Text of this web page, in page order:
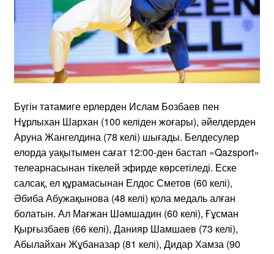
Бүгін татамиге ерлерден Ислам Бозбаев пен
Нұрлыхан Шархан (100 келіден жоғары), әйелдерден
Аруна Жангелдина (78 келі) шығады. Белдесулер
елорда уақытымен сағат 12:00-ден бастап «Qazsport»
телеарнасынан тікелей эфирде көрсетіледі. Еске
салсақ, ел құрамасынан Елдос Сметов (60 келі),
Әбиба Абужақынова (48 келі) қола медаль алған
болатын. Ал Мағжан Шәмшадин (60 келі), Ғұсман
Қырғызбаев (66 келі), Данияр Шамшаев (73 келі),
Абылайхан Жұбаназар (81 келі), Дидар Хамза (90